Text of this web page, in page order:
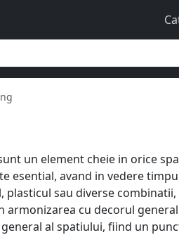
un element cheie in orice
esential, avand in vedere
sau diverse
cu decorul
al spatiului, fiind un